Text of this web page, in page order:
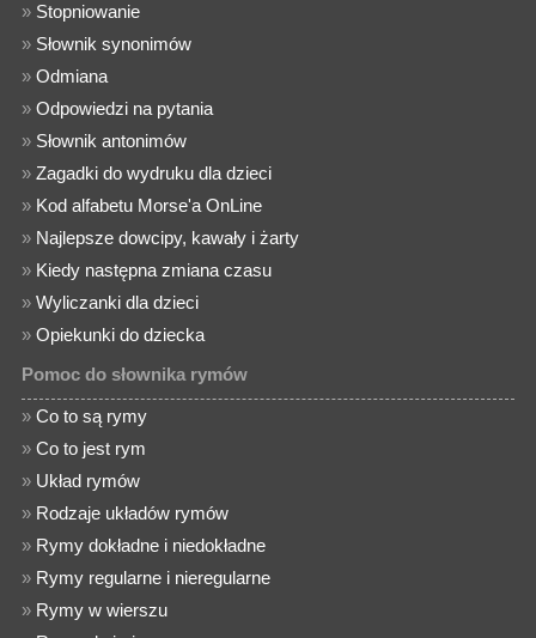
» Stopniowanie
» Słownik synonimów
»Odmiana
»Odpowiedzi na pytania
» Słownik antonimów
»Zagadki do wydruku dla dzieci
» Kod alfabetu Morse'a OnLine
» Najlepsze dowcipy, kawały i żarty
» Kiedy następna zmiana czasu
»Wyliczanki dla dzieci
»Opiekunki do dziecka
Pomoc do słownika rymów
»Co to są rymy
»Co to jest rym
» Układ rymów
» Rodzaje układów rymów
» Rymy dokładne i niedokładne
» Rymy regularne i nieregularne
» Rymy w wierszu